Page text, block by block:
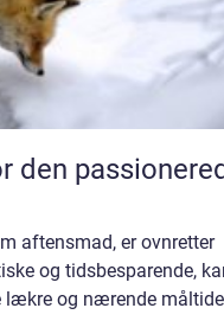
den
aftensmad, er ovnretter
og tidsbesparende,
og nærende